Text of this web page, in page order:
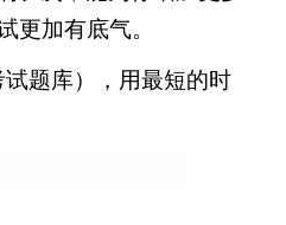
更加有底气。
题库），用最短的时